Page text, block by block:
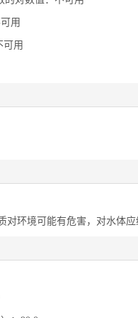
用
可用
对环境可能有危害，对水体应